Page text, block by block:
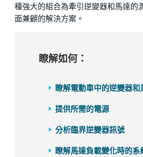
種強大的組合為牽引逆變器和馬達的
面兼顧的解決方案。
瞭解如何：
瞭解電動車中的逆變器和
提供所需的電源
分析臨界逆變器訊號
瞭解馬達負載變化時的系